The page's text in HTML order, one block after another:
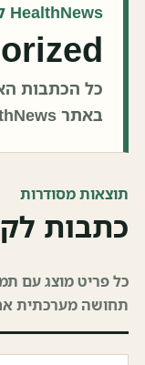
HealthNews לפי נושא
באתר HealthNews.
תוצאות מסודרות
כתבות
כל פריט מוצג עם
תחושה מערכתית